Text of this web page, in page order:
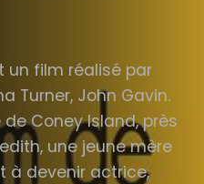
un film réalisé par
Turner, John Gavin.
Coney Island, près
une jeune mère
à devenir actrice,